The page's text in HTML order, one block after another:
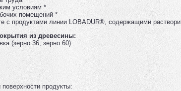
условиям *
помещений *
с продуктами линии LOBADUR®, содержащими
из древесины:
(зерно 36, зерно 60)
продукты: